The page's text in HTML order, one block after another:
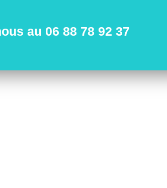
au 06 88 78 92 37